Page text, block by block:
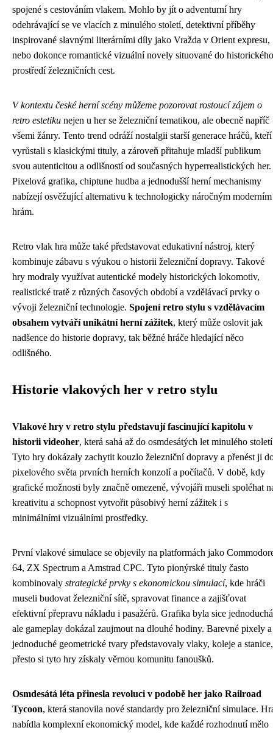
spojené s cestováním vlakem. Mohlo by jít o adventurní hry
odehrávající se ve vlacích z minulého století, detektivní příběhy
inspirované slavnými literárními díly jako Vražda v Orient expresu,
nebo dokonce romantické vizuální novely situované do historického
prostředí železničních cest.
V kontextu české herní scény můžeme pozorovat rostoucí zájem o
retro estetiku nejen u her se železniční tematikou, ale obecně napříč
všemi žánry. Tento trend odráží nostalgii starší generace hráčů, kteří
vyrůstali s klasickými tituly, a zároveň přitahuje mladší publikum
svou autenticitou a odlišností od současných hyperrealistických her.
Pixelová grafika, chiptune hudba a jednodušší herní mechanismy
nabízejí osvěžující alternativu k technologicky náročným moderním
hrám.
Retro vlak hra může také představovat edukativní nástroj, který
kombinuje zábavu s výukou o historii železniční dopravy. Takové
hry modraly využívat autentické modely historických lokomotiv,
realistické tratě z různých časových období a vzdělávací prvky o
vývoji železniční technologie. Spojení retro stylu s vzdělávacím
obsahem vytváří unikátní herní zážitek, který může oslovit jak
nadšence do historie dopravy, tak běžné hráče hledající něco
odlišného.
Historie vlakových her v retro stylu
Vlakové hry v retro stylu představují fascinující kapitolu v
historii videoher, která sahá až do osmdesátých let minulého
Tyto hry dokázaly zachytit kouzlo železniční dopravy a přenést ji
pixelového světa prvních herních konzolí a počítačů. V době, kdy
grafické možnosti byly značně omezené, vývojáři museli spoléhat
kreativitu a schopnost vytvořit působivý herní zážitek i s
minimálními vizuálními prostředky.
První vlakové simulace se objevily na platformách jako
64, ZX Spectrum a Amstrad CPC. Tyto pionýrské tituly často
kombinovaly strategické prvky s ekonomickou simulací, kde hráči
museli budovat železniční sítě, spravovat finance a zajišťovat
efektivní přepravu nákladu i pasažérů. Grafika byla sice
ale gameplay dokázal zaujmout na dlouhé hodiny. Barevné pixely a
jednoduché geometrické tvary představovaly vlaky, koleje a stanice,
přesto si tyto hry získaly věrnou komunitu fanoušků.
Osmdesátá léta přinesla revoluci v podobě her jako Railroad
Tycoon, která stanovila nové standardy pro železniční simulace.
nabídla komplexní ekonomický model, kde každé rozhodnutí mělo